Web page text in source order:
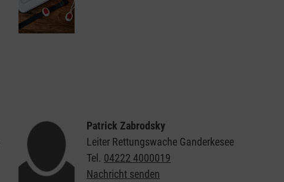
Patrick Zabrodsky
Leiter Rettungswache Ganderkesee
Tel. 04222 4000019
Nachricht senden